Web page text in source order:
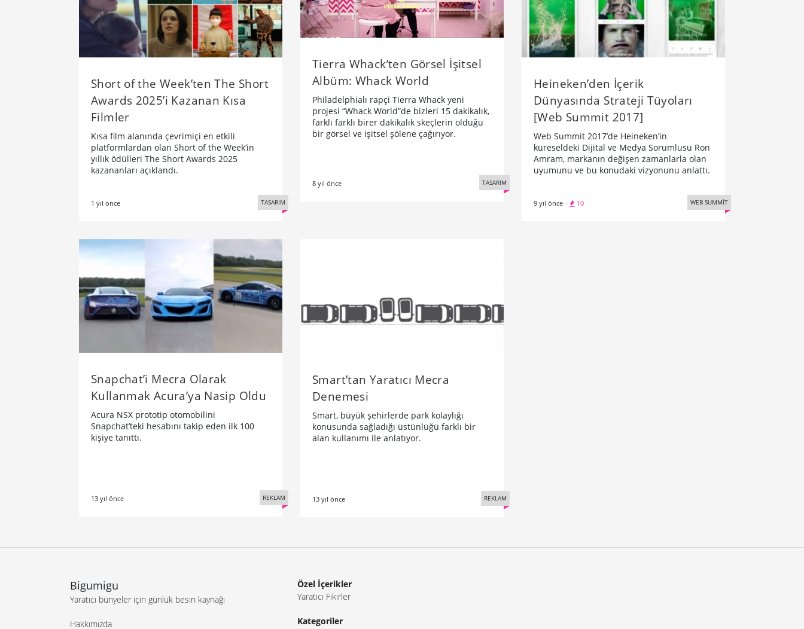
Short of the Week’ten The Short
Awards 2025’i Kazanan Kısa
Filmler
Kısa film alanında çevrimiçi en etkili
platformlardan olan Short of the Week’in
yıllık ödülleri The Short Awards 2025
kazananları açıklandı.
1 yıl önce TASARIM
Tierra Whack’ten Görsel İşitsel
Albüm: Whack World
Philadelphialı rapçi Tierra Whack yeni
projesi “Whack World”de bizleri 15 dakikalık,
farklı farklı birer dakikalık skeçlerin olduğu
bir görsel ve işitsel şölene çağırıyor.
8 yıl önce TASARIM
Heineken’den İçerik
Dünyasında Strateji Tüyoları
[Web Summit 2017]
Web Summit 2017’de Heineken’in
küreseldeki Dijital ve Medya Sorumlusu Ron
Amram, markanın değişen zamanlarla olan
uyumunu ve bu konudaki vizyonunu anlattı.
9 yıl önce · 10 WEB SUMMİT
Snapchat’i Mecra Olarak
Kullanmak Acura’ya Nasip Oldu
Acura NSX prototip otomobilini
Snapchat’teki hesabını takip eden ilk 100
kişiye tanıttı.
13 yıl önce REKLAM
Smart’tan Yaratıcı Mecra
Denemesi
Smart, büyük şehirlerde park kolaylığı
konusunda sağladığı üstünlüğü farklı bir
alan kullanımı ile anlatıyor.
13 yıl önce REKLAM
Bigumigu
Yaratıcı bünyeler için günlük besin kaynağı
Hakkımızda
Özel İçerikler
Yaratıcı Fikirler
Kategoriler